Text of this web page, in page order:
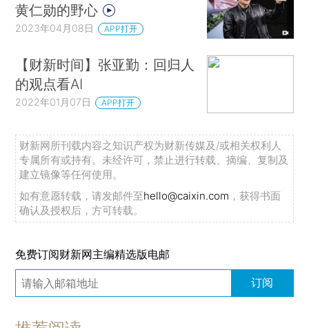
黄仁勋的野心
2023年04月08日 APP打开
【财新时间】张亚勤：回归人
的观点看AI
2022年01月07日 APP打开
财新网所刊载内容之知识产权为财新传媒及/或相关权利人
专属所有或持有。未经许可，禁止进行转载、摘编、复制及
建立镜像等任何使用。
如有意愿转载，请发邮件至hello@caixin.com ，获得书面
确认及授权后，方可转载。
免费订阅财新网主编精选版电邮
订阅